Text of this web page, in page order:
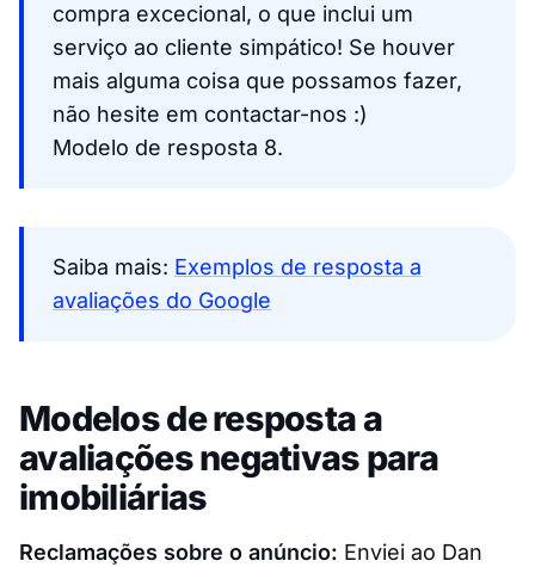
compra excecional, o que inclui um
serviço ao cliente simpático! Se houver
mais alguma coisa que possamos fazer,
não hesite em contactar-nos :)
Modelo de resposta 8.
Saiba mais: Exemplos de resposta a
avaliações do Google
Modelos de resposta a
avaliações negativas para
imobiliárias
Reclamações sobre o anúncio: Enviei ao Dan